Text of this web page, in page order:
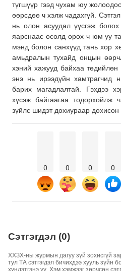
түгшүүр гээд чухам юу
өөрсдөө ч хэлж чадахгүй.
нь олон асуудал үүсгэж
яарснаас осолд орох ч юм уу
мэнд болон санхүүд тань хор
амьдралын тухайд онцын
хэний хажууд байхаа төдийлөн
энэ нь ирээдүйн хамтрагчид
барих магадлалтай. Гэхдээ
хүсэж байгаагаа тодорхойлж
зүйлс шидэт дохиураар
0 0 0 0
Сэтгэгдэл (0)
ХХЗХ-ны журмын дагуу зүй зохисгүй
тул ТА сэтгэгдэл бичихдээ хууль зүйн
хүндэтгэнэ үү. Хэм хэмжээг зөрчсөн